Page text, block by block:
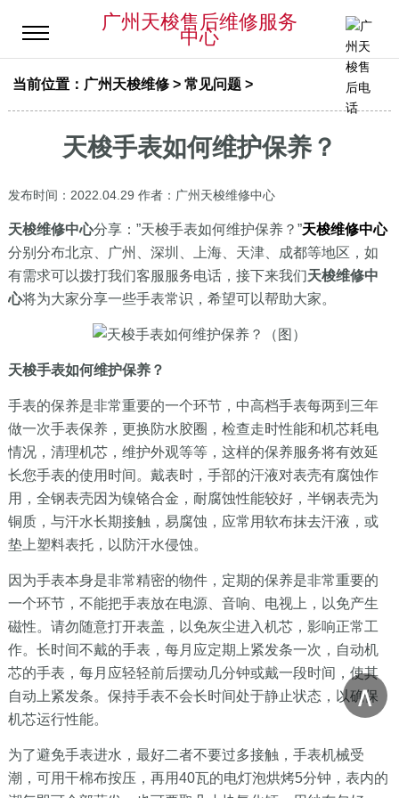
广州天梭售后维修服务
中心
当前位置： 广州天梭维修> 常见问题>
天梭手表如何维护保养？
发布时间：2022.04.29 作者：广州天梭维修中心
天梭维修中心分享：”天梭手表如何维护保养？”天梭维修中心
分别分布北京、广州、深圳、上海、天津、成都等地区，如
有需求可以拨打我们客服服务电话，接下来我们天梭维修中
心将为大家分享一些手表常识，希望可以帮助大家。
天梭手表如何维护保养？
手表的保养是非常重要的一个环节，中高档手表每两到三年
做一次手表保养，更换防水胶圈，检查走时性能和机芯耗电
情况，清理机芯，维护外观等等，这样的保养服务将有效延
长您手表的使用时间。戴表时，手部的汗液对表壳有腐蚀作
用，全钢表壳因为镍铬合金，耐腐蚀性能较好，半钢表壳为
铜质，与汗水长期接触，易腐蚀，应常用软布抹去汗液，或
垫上塑料表托，以防汗水侵蚀。
因为手表本身是非常精密的物件，定期的保养是非常重要的
一个环节，不能把手表放在电源、音响、电视上，以免产生
磁性。请勿随意打开表盖，以免灰尘进入机芯，影响正常工
作。长时间不戴的手表，每月应定期上紧发条一次，自动机
芯的手表，每月应轻轻前后摆动几分钟或戴一段时间，使其
自动上紧发条。保持手表不会长时间处于静止状态，以确保
机芯运行性能。
为了避免手表进水，最好二者不要过多接触，手表机械受
潮，可用干棉布按压，再用40瓦的电灯泡烘烤5分钟，表内的
∧